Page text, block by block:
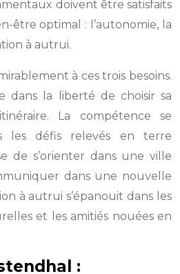
doivent être satisfaits
être optimal : l’autonomie, la
à autrui.
à ces trois besoins.
dans la liberté de choisir sa
La compétence se
les défis relevés en terre
de s’orienter dans une ville
dans une nouvelle
à autrui s’épanouit dans les
et les amitiés nouées en
: